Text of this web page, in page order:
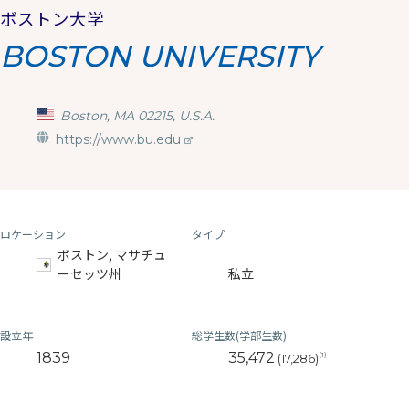
ボストン大学
BOSTON UNIVERSITY
Boston, MA 02215, U.S.A.
https://www.bu.edu
ロケーション
ボストン, マサチュ
ーセッツ州
タイプ
私立
設立年
1839
総学生数(学部生数)
35,472 (17,286) (1)